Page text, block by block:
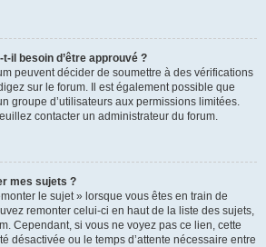
il besoin d’être approuvé ?
peuvent décider de soumettre à des vérifications
sur le forum. Il est également possible que
groupe d’utilisateurs aux permissions limitées.
contacter un administrateur du forum.
mes sujets ?
le sujet » lorsque vous êtes en train de
remonter celui-ci en haut de la liste des sujets,
Cependant, si vous ne voyez pas ce lien, cette
désactivée ou le temps d’attente nécessaire entre